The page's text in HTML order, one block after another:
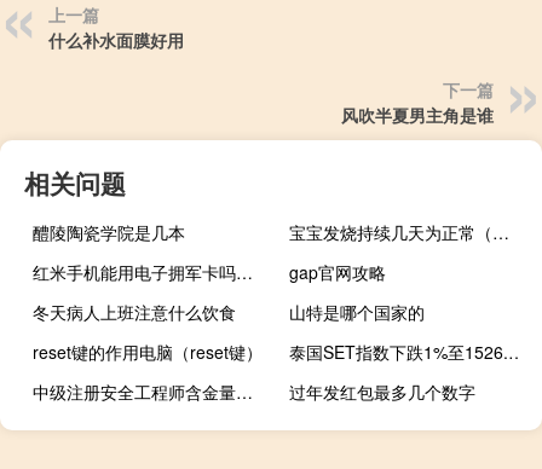
上一篇
什么补水面膜好用
下一篇
风吹半夏男主角是谁
相关问题
醴陵陶瓷学院是几本
宝宝发烧持续几天为正常（宝宝发烧持续几天正常）
红米手机能用电子拥军卡吗（红米手机能用电信卡吗）
gap官网攻略
冬天病人上班注意什么饮食
山特是哪个国家的
reset键的作用电脑（reset键）
泰国SET指数下跌1%至1526.56点
中级注册安全工程师含金量高吗
过年发红包最多几个数字